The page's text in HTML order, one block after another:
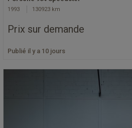
1993 130923 km
Prix sur demande
Publié il y a 10 jours